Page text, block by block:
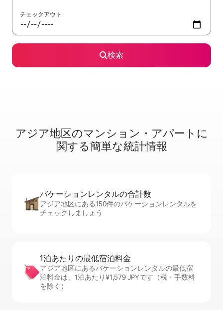
チェックアウト
検索
アジア地区のマ⁠ン⁠シ⁠ョ⁠ン・ア⁠パ⁠ー⁠ト⁠に
関⁠す⁠る簡⁠単⁠な統⁠計⁠情⁠報
バケーションレ⁠ン⁠タ⁠ル⁠の合⁠計⁠数
アジア地区にある150件のバケーションレンタルを
チェックしましょう
1泊あたりの最⁠低⁠宿⁠泊⁠料⁠金
アジア地区にあるバケーションレンタルの最低宿
泊料金は、1泊あたり¥1,579 JPYです（税・手数料
を除く）